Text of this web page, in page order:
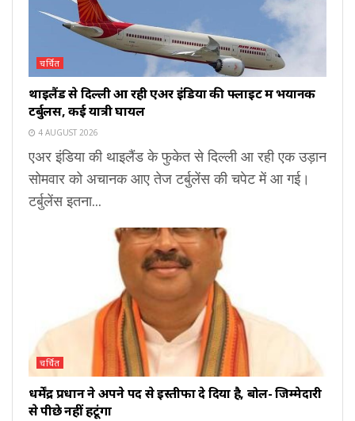
चर्चित
थाइलैंड से दिल्ली आ रही एअर इंडिया की फ्लाइट में भयानक
टर्बुलेंस, कई यात्री घायल
4 AUGUST 2026
एअर इंडिया की थाइलैंड के फुकेत से दिल्ली आ रही एक उड़ान
सोमवार को अचानक आए तेज टर्बुलेंस की चपेट में आ गई।
टर्बुलेंस इतना...
चर्चित
धर्मेंद्र प्रधान ने अपने पद से इस्तीफा दे दिया है, बोलें- जिम्मेदारी
से पीछे नहीं हटूंगा